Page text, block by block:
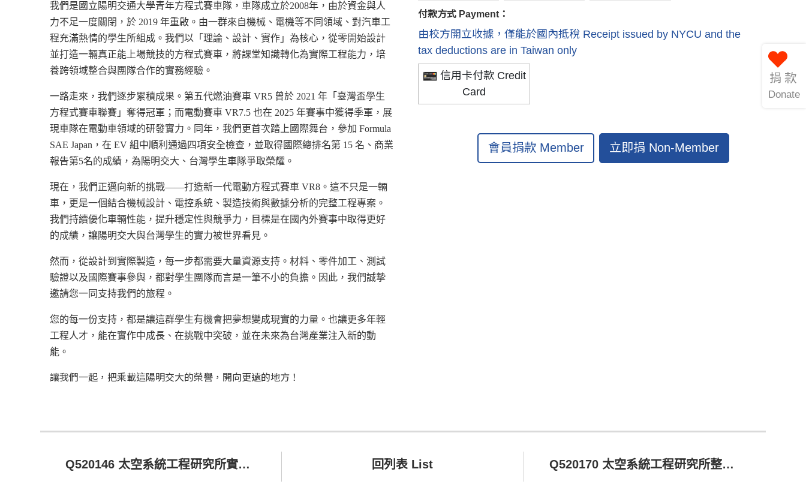
我們是國立陽明交通大學青年方程式賽車隊，車隊成立於2008年，由於資金與人
力不足一度關閉，於 2019 年重啟。由一群來自機械、電機等不同領域、對汽車工
程充滿熱情的學生所組成。我們以「理論、設計、實作」為核心，從零開始設計
並打造一輛真正能上場競技的方程式賽車，將課堂知識轉化為實際工程能力，培
養跨領域整合與團隊合作的實務經驗。
一路走來，我們逐步累積成果。第五代燃油賽車 VR5 曾於 2021 年「臺灣盃學生
方程式賽車聯賽」奪得冠軍；而電動賽車 VR7.5 也在 2025 年賽事中獲得季軍，展
現車隊在電動車領域的研發實力。同年，我們更首次踏上國際舞台，參加 Formula
SAE Japan，在 EV 組中順利通過四項安全檢查，並取得國際總排名第 15 名、商業
報告第5名的成績，為陽明交大、台灣學生車隊爭取榮耀。
現在，我們正邁向新的挑戰——打造新一代電動方程式賽車 VR8。這不只是一輛
車，更是一個結合機械設計、電控系統、製造技術與數據分析的完整工程專案。
我們持續優化車輛性能，提升穩定性與競爭力，目標是在國內外賽事中取得更好
的成績，讓陽明交大與台灣學生的實力被世界看見。
然而，從設計到實際製造，每一步都需要大量資源支持。材料、零件加工、測試
驗證以及國際賽事參與，都對學生團隊而言是一筆不小的負擔。因此，我們誠摯
邀請您一同支持我們的旅程。
您的每一份支持，都是讓這群學生有機會把夢想變成現實的力量。也讓更多年輕
工程人才，能在實作中成長、在挑戰中突破，並在未來為台灣產業注入新的動
能。
讓我們一起，把乘載這陽明交大的榮譽，開向更遠的地方！
付款方式 Payment：
由校方開立收據，僅能於國內抵稅 Receipt issued by NYCU and the
tax deductions are in Taiwan only
信用卡付款 Credit
Card
會員捐款 Member 立即捐 Non-Member
Q520146 太空系統工程研究所實作教學發展基金 回列表 List Q520170 太空系統工程研究所整體發展與教研支援計畫
捐款
Donate